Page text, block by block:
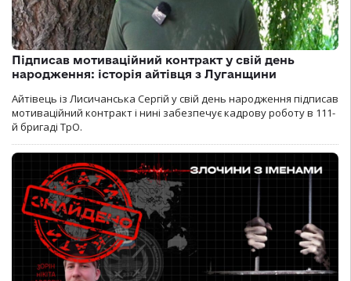
Підписав мотиваційний контракт у свій день
народження: історія айтівця з Луганщини
Айтівець із Лисичанська Сергій у свій день народження підписав
мотиваційний контракт і нині забезпечує кадрову роботу в 111-
й бригаді ТрО.